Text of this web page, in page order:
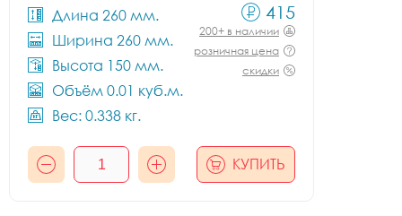
Длина 260 мм.
Ширина 260 мм.
Высота 150 мм.
Объём 0.01 куб.м.
Вес: 0.338 кг.
415
200+ в наличии
розничная цена
скидки
КУПИТЬ